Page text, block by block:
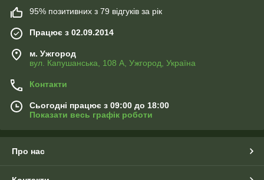
95% позитивних з 79 відгуків за рік
Працює з 02.09.2014
м. Ужгород
вул. Капушанська, 108 А, Ужгород, Україна
Контакти
Сьогодні працює з 09:00 до 18:00
Показати весь графік роботи
Про нас